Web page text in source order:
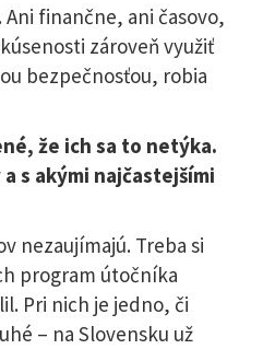
finančne, ani časovo,
zároveň využiť
bezpečnosťou, robia
že ich sa to netýka.
s akými najčastejšími
nezaujímajú. Treba si
program útočníka
Pri nich je jedno, či
– na Slovensku už